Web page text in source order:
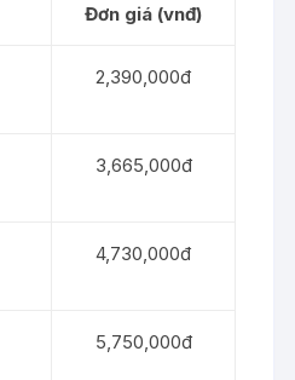
Đơn giá (vnđ)
2,390,000đ
3,665,000đ
4,730,000đ
5,750,000đ